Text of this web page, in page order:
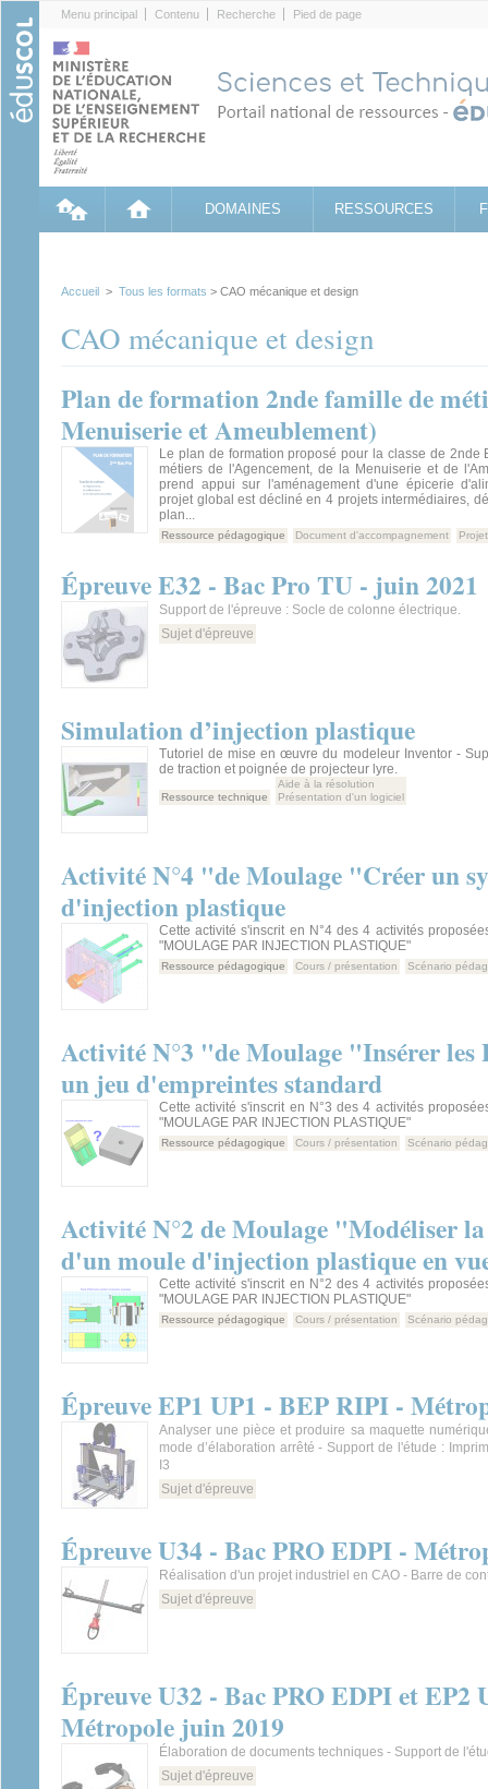
Menu principal Contenu Recherche Pied de page
DOMAINES RESSOURCES
Accueil > Tous les formats > CAO mécanique et design
CAO mécanique et design
Plan de formation 2nde famille de
Menuiserie et Ameublement)
Le plan de formation proposé pour la classe de 2nde
métiers de l'Agencement, de la Menuiserie et de
prend appui sur l'aménagement d'une épicerie
projet global est décliné en 4 projets intermédiaires,
plan...
Ressource pédagogique Document d'accompagnement Projet
Épreuve E32 - Bac Pro TU - juin 2021
Support de l'épreuve : Socle de colonne électrique.
Sujet d'épreuve
Simulation d’injection plastique
Tutoriel de mise en œuvre du modeleur Inventor -
de traction et poignée de projecteur lyre.
Ressource technique
Aide à la résolution
Présentation d'un logiciel
Activité N°4 "de Moulage "Créer un
d'injection plastique
Cette activité s'inscrit en N°4 des 4 activités
"MOULAGE PAR INJECTION PLASTIQUE"
Ressource pédagogique Cours / présentation Scénario
Activité N°3 "de Moulage "Insérer les
un jeu d'empreintes standard
Cette activité s'inscrit en N°3 des 4 activités
"MOULAGE PAR INJECTION PLASTIQUE"
Ressource pédagogique Cours / présentation Scénario
Activité N°2 de Moulage "Modéliser
d'un moule d'injection plastique en
Cette activité s'inscrit en N°2 des 4 activités
"MOULAGE PAR INJECTION PLASTIQUE"
Ressource pédagogique Cours / présentation Scénario
Épreuve EP1 UP1 - BEP RIPI -
Analyser une pièce et produire sa maquette
mode d’élaboration arrêté - Support de l'étude :
I3
Sujet d'épreuve
Épreuve U34 - Bac PRO EDPI -
Réalisation d'un projet industriel en CAO - Barre de
Sujet d'épreuve
Épreuve U32 - Bac PRO EDPI et EP2
Métropole juin 2019
Élaboration de documents techniques - Support de
Sujet d'épreuve